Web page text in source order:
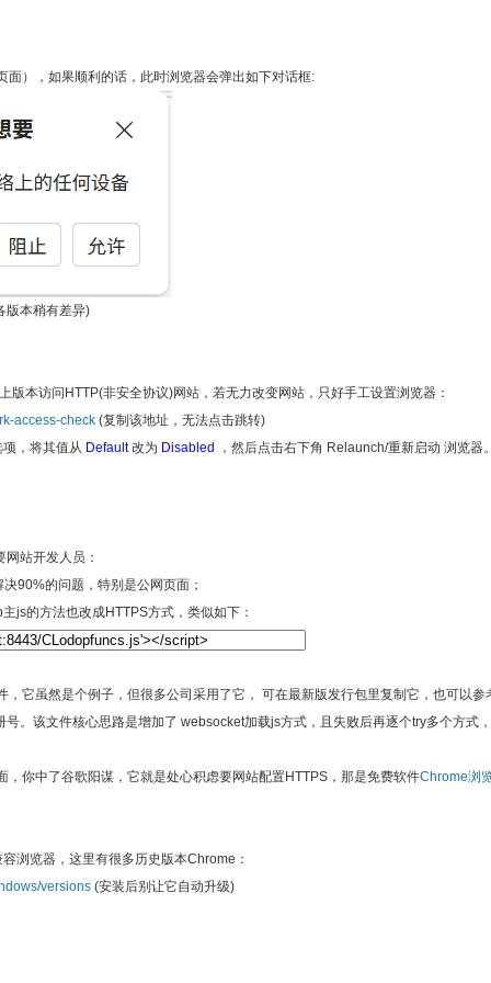
面），如果顺利的话，此时浏览器会弹出如下对话框:
版本稍有差异)
本访问HTTP(非安全协议)网站，若无力改变网站，只好手工设置浏览器：
access-check (复制该地址，无法点击跳转)
，将其值从 Default改为 Disabled ，然后点击右下角 Relaunch/重新启动 浏览器
站开发人员：
90%的问题，特别是公网页面；
js的方法也改成HTTPS方式，类似如下：
，它虽然是个例子，但很多公司采用了它， 可在最新版发行包里复制它，也可以
。该文件核心思路是增加了 websocket加载js方式，且失败后再逐个try多个方式
，你中了谷歌阳谋，它就是处心积虑要网站配置HTTPS，那是免费软件Chrome浏
浏览器，这里有很多历史版本Chrome：
versions (安装后别让它自动升级)